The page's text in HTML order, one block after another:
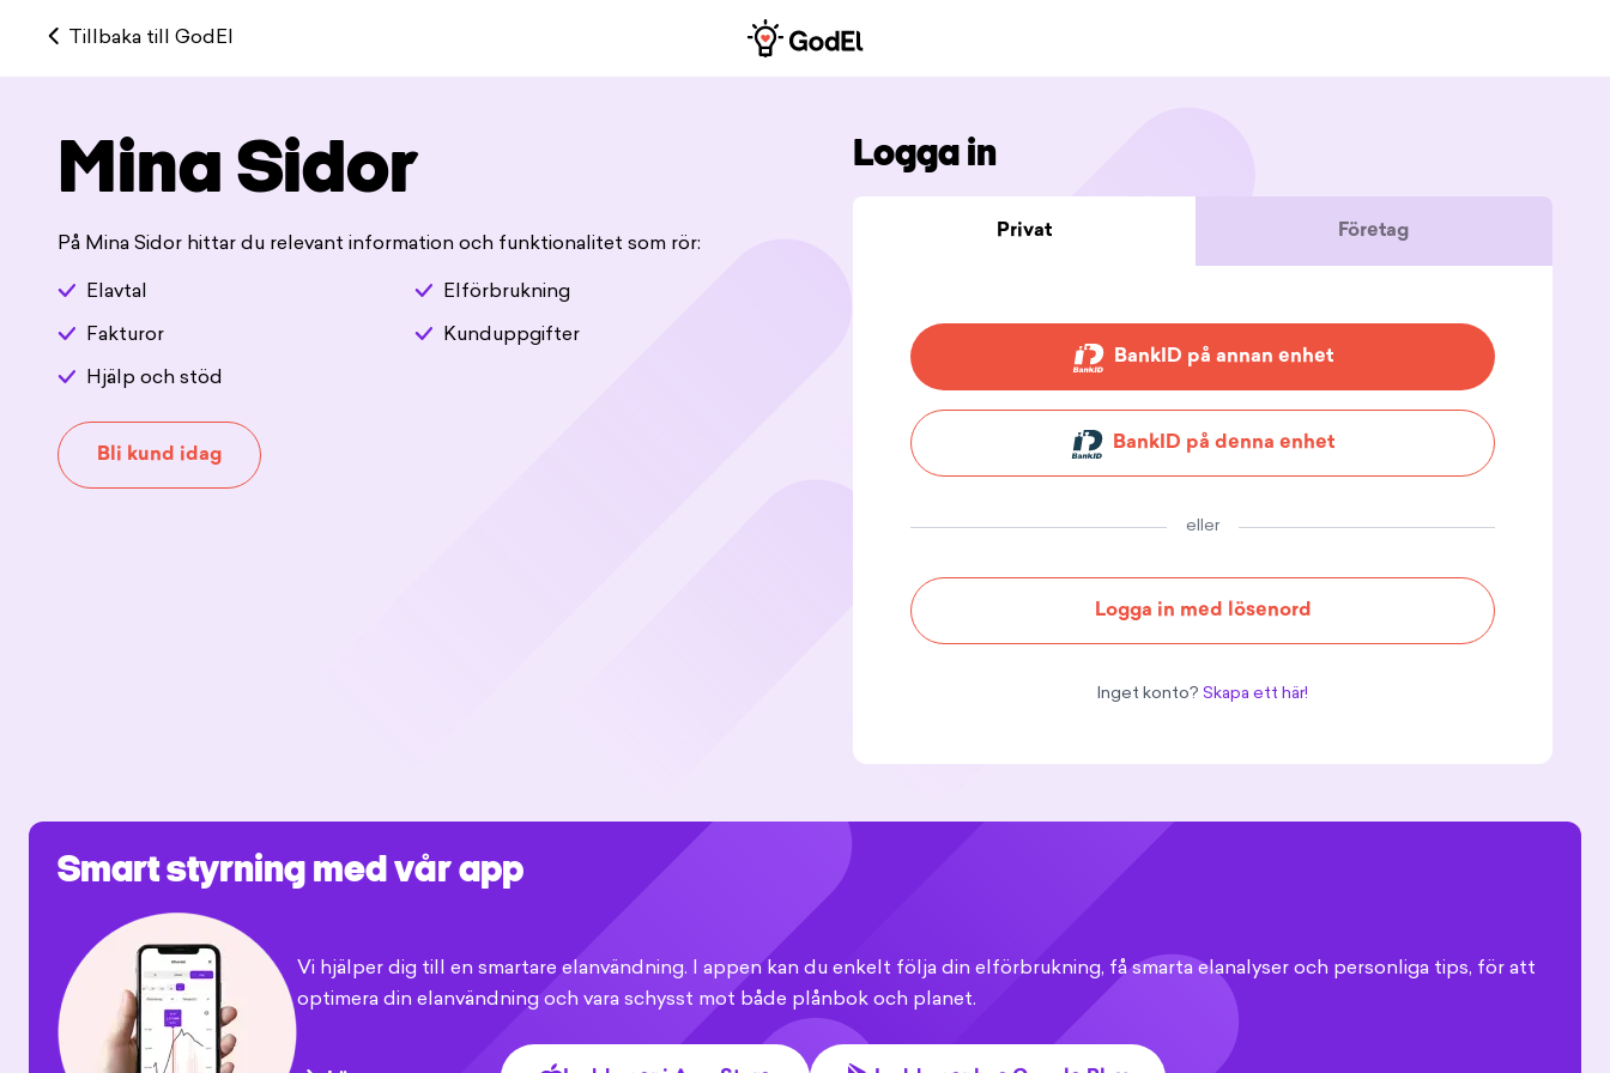
Tillbaka till GodEl
Mina Sidor
På Mina Sidor hittar du relevant information och funktionalitet som rör:
Elavtal Elförbrukning
Fakturor Kunduppgifter
Hjälp och stöd
Bli kund idag
Logga in
Privat Företag
BankID på denna enhet
BankID på annan enhet
eller
Logga in med lösenord
Inget konto? Skapa ett här!
Smart styrning med vår app
Vi hjälper dig till en smartare elanvändning. I appen kan du enkelt följa din elförbrukning, få smarta elanalyser och personliga tips, för att
optimera din elanvändning och vara schysst mot både plånbok och planet.